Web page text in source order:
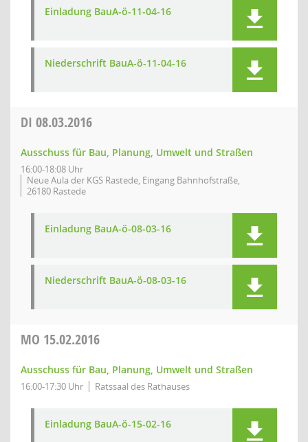
Einladung BauA-ö-11-04-16
Niederschrift BauA-ö-11-04-16
DI 08.03.2016
Ausschuss für Bau, Planung, Umwelt und Straßen
16:00-18:08 Uhr
Neue Aula der KGS Rastede, Eingang Bahnhofstraße,
26180 Rastede
Einladung BauA-ö-08-03-16
Niederschrift BauA-ö-08-03-16
MO 15.02.2016
Ausschuss für Bau, Planung, Umwelt und Straßen
16:00-17:30 Uhr Ratssaal des Rathauses
Einladung BauA-ö-15-02-16